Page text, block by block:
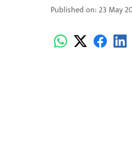
Published on: 23 May